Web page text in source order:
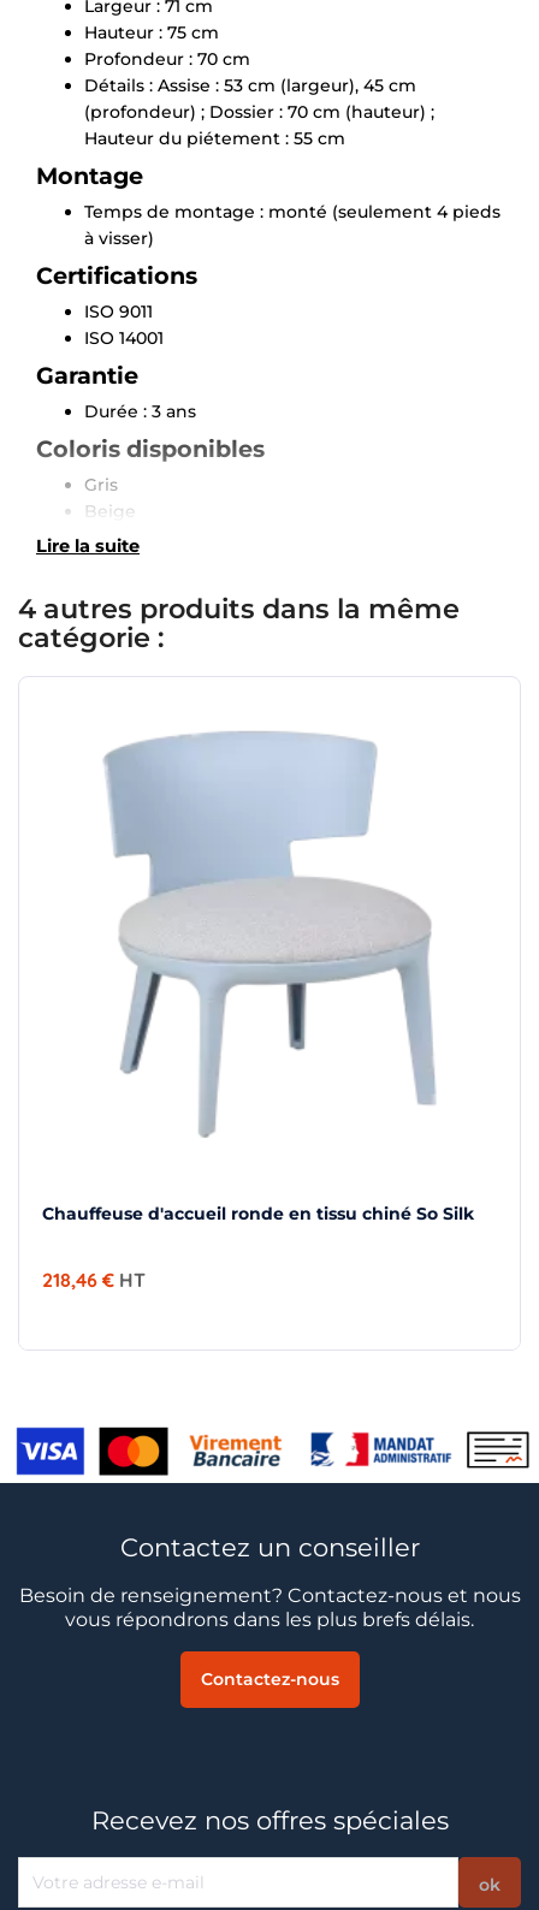
Demande de rappel ×
Largeur : 71 cm
Hauteur : 75 cm
Profondeur : 70 cm
Détails : Assise : 53 cm (largeur), 45 cm
(profondeur) ; Dossier : 70 cm (hauteur) ;
Hauteur du piétement : 55 cm
Montage
Temps de montage : monté (seulement 4 pieds
à visser)
Certifications
ISO 9011
ISO 14001
Garantie
Durée : 3 ans
Coloris disponibles
Gris
Beige
Lire la suite
4 autres produits dans la même
catégorie :
Chauffeuse d'accueil ronde en tissu chiné So Silk
218,46 € HT
Contactez un conseiller
Besoin de renseignement? Contactez-nous et nous
vous répondrons dans les plus brefs délais.
Contactez-nous
Recevez nos offres spéciales